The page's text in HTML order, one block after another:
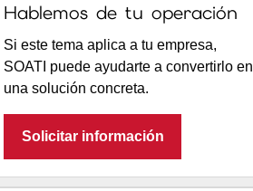
Hablemos de tu operación
Si este tema aplica a tu empresa,
SOATI puede ayudarte a convertirlo en
una solución concreta.
Solicitar información